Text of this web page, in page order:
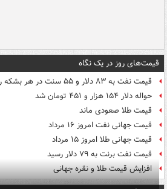
قیمت‌های روز در یک نگاه
قیمت نفت به ۸۳ دلار و ۵۵ سنت در هر بشکه رسید
حواله دلار ۱۵۴ هزار و ۴۵۱ تومان شد
قیمت طلا صعودی ماند
قیمت جهانی نفت امروز ۱۶ مرداد
قیمت جهانی طلا امروز ۱۵ مرداد
قیمت نفت برنت به ۷۹ دلار رسید
افزایش قیمت طلا و نقره جهانی